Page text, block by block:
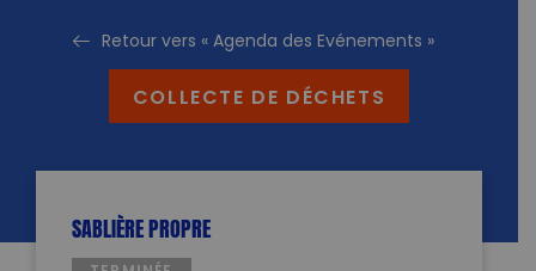
Retour vers « Agenda des Evénements »
COLLECTE DE DÉCHETS
SABLIÈRE PROPRE